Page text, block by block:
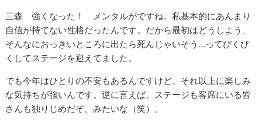
三森 強くなった！ メンタルがですね。私基本的にあんまり
自信が持てない性格だったんです。だから最初はどうしよう、
そんなにおっきいところに出たら死んじゃいそう…ってびくび
くしてステージを迎えてました。
でも今年はひとりの不安もあるんですけど、それ以上に楽しみ
な気持ちが強いんです。逆に言えば、ステージも客席にいる皆
さんも独りじめだぞ、みたいな（笑）。